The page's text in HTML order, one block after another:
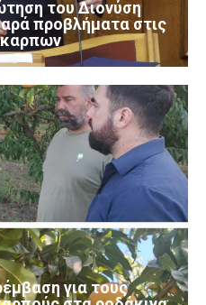
του Διονύση
προβλήματα στις
για τους